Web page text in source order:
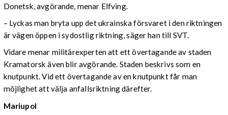
Donetsk, avgörande, menar Elfving.
– Lyckas man bryta upp det ukrainska försvaret i den riktningen
är vägen öppen i sydostlig riktning, säger han till SVT.
Vidare menar militärexperten att ett övertagande av staden
Kramatorsk även blir avgörande. Staden beskrivs som en
knutpunkt. Vid ett övertagande av en knutpunkt får man
möjlighet att välja anfallsriktning därefter.
Mariupol